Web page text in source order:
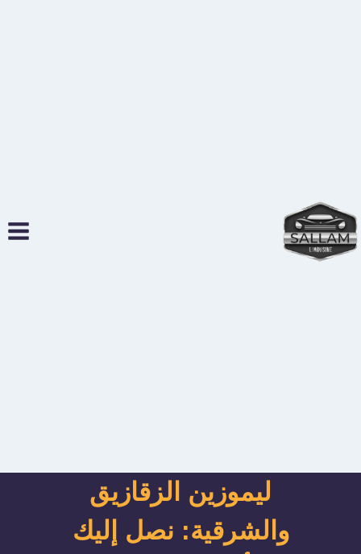
ليموزين الزقازيق
والشرقية: نصل إليك